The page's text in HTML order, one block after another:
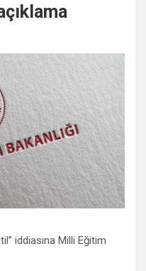
iddiasına Milli Eğitim